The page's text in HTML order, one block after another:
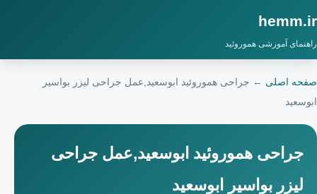
hemm.ir
راهنمای آموزشی هموروئید
صفحه اصلی ← جراحی هموروئید ابوسعید,عمل جراحی لیزر بواسیر
ابوسعید
جراحی هموروئید ابوسعید,عمل جراحی
لیزر بواسیر ابوسعید